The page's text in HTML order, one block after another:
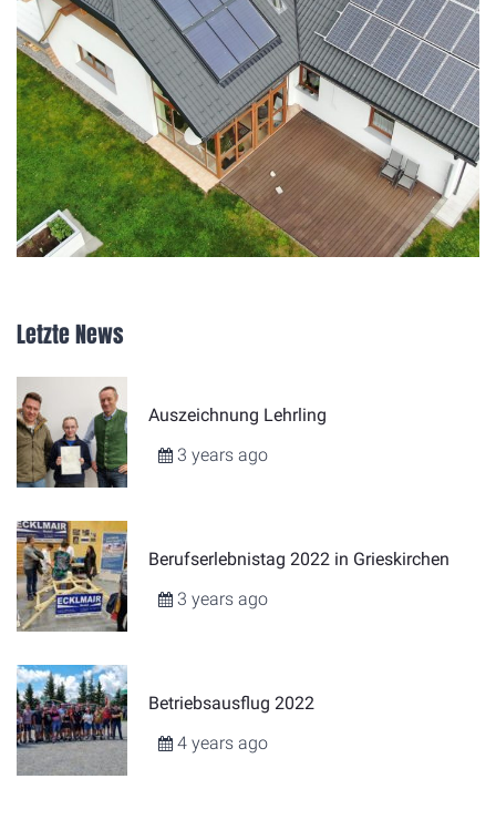
Letzte News
Auszeichnung Lehrling
3 years ago
Berufserlebnistag 2022 in Grieskirchen
3 years ago
Betriebsausflug 2022
4 years ago